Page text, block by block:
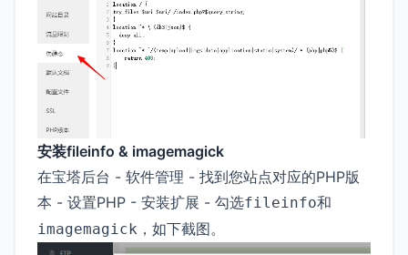
安装fileinfo & imagemagick
在宝塔后台 - 软件管理 - 找到您站点对应的PHP版
本 - 设置PHP - 安装扩展 - 勾选fileinfo和
imagemagick ，如下截图。